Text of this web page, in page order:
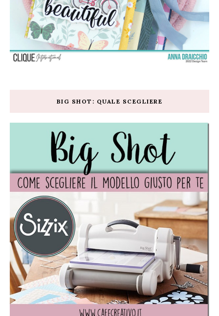
BIG SHOT: QUALE SCEGLIERE